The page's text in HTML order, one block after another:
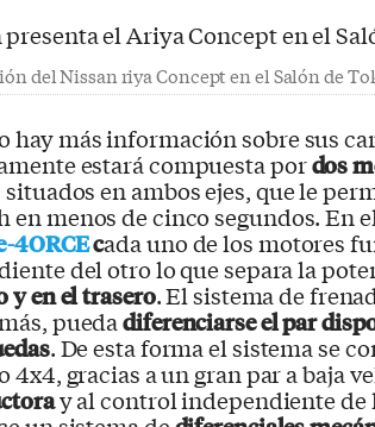
del Nissan riya Concept en el Salón de
hay más información sobre sus
estará compuesta pordos
situados en ambos ejes, que le
en menos de cinco segundos. En
4ORCEcada uno de los motores
del otro lo que separa la
y en el trasero. El sistema de
puedadiferenciarse el par
. De esta forma el sistema se
4x4, gracias a un gran par a baja
y al control independiente de